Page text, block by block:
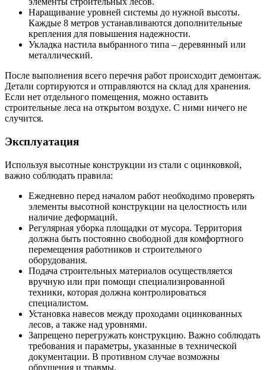
Наращивание уровней системы до нужной высоты.
Каждые 8 метров устанавливаются дополнительные
крепления для повышения надежности.
Укладка настила выбранного типа – деревянный или
металлический.
После выполнения всего перечня работ происходит демонтаж.
Детали сортируются и отправляются на склад для хранения.
Если нет отдельного помещения, можно оставить
строительные леса на открытом воздухе. С ними ничего не
случится.
Эксплуатация
Используя высотные конструкции из стали с оцинковкой,
важно соблюдать правила:
Ежедневно перед началом работ необходимо проверять
элементы высотной конструкции на целостность или
наличие деформаций.
Регулярная уборка площадки от мусора. Территория
должна быть постоянно свободной для комфортного
перемещения работников и строительного
оборудования.
Подача строительных материалов осуществляется
вручную или при помощи специализированной
техники, которая должна контролироваться
специалистом.
Установка навесов между проходами оцинкованных
лесов, а также над уровнями.
Запрещено перегружать конструкцию. Важно соблюдать
требования и параметры, указанные в технической
документации. В противном случае возможны
обрушения и травмы.